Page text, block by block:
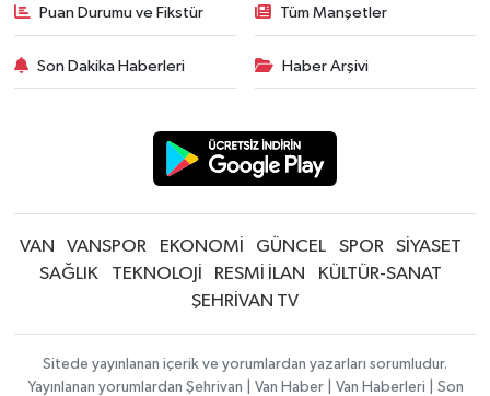
Puan Durumu ve Fikstür Tüm Manşetler
Son Dakika Haberleri Haber Arşivi
VAN VANSPOR EKONOMİ GÜNCEL SPOR
SİYASET
SAĞLIK
TEKNOLOJİ RESMİ İLAN
KÜLTÜR-SANAT
ŞEHRİVAN TV
Sitede yayınlanan içerik ve yorumlardan yazarları sorumludur.
Yayınlanan yorumlardan Şehrivan | Van Haber | Van Haberleri | Son